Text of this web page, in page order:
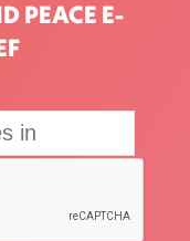
PEACE E-